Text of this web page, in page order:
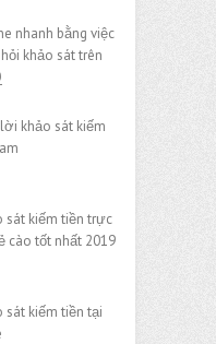
nhanh bằng việc
khảo sát trên
khảo sát kiếm
sát kiếm tiền trực
cào tốt nhất 2019
sát kiếm tiền tại